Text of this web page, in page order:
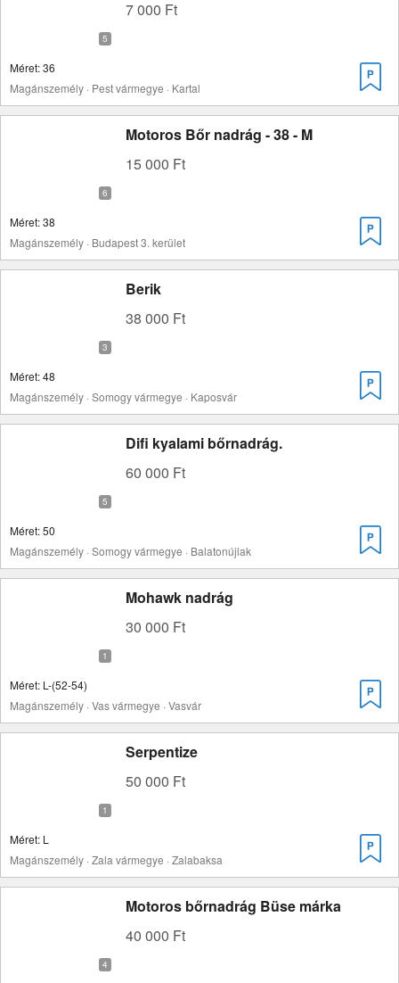
7 000 Ft
Méret: 36
Magánszemély · Pest vármegye · Kartal
Motoros Bőr nadrág - 38 - M
15 000 Ft
Méret: 38
Magánszemély · Budapest 3. kerület
Berik
38 000 Ft
Méret: 48
Magánszemély · Somogy vármegye · Kaposvár
Difi kyalami bőrnadrág.
60 000 Ft
Méret: 50
Magánszemély · Somogy vármegye · Balatonújlak
Mohawk nadrág
30 000 Ft
Méret: L-(52-54)
Magánszemély · Vas vármegye · Vasvár
Serpentize
50 000 Ft
Méret: L
Magánszemély · Zala vármegye · Zalabaksa
Motoros bőrnadrág Büse márka
40 000 Ft